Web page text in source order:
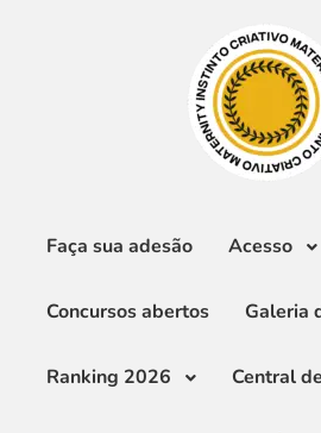
Faça sua adesão Acesso
Concursos abertos Galeria
Ranking 2026 Central